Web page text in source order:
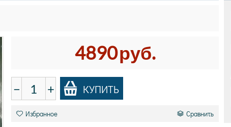
4890руб.
− + КУПИТЬ
Избранное Сравнить